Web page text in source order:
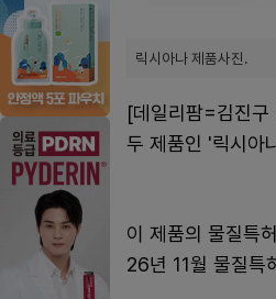
릭시아나 제품사진.
[데일리팜=김진
두 제품인 '릭시아
이 제품의 물질특
26년 11월 물질특